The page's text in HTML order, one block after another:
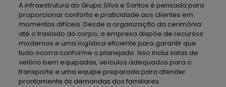
A infraestrutura do Grupo Silva e Santos é pensada para
proporcionar conforto e praticidade aos clientes em
momentos difíceis. Desde a organização da cerimônia
até o traslado do corpo, a empresa dispõe de recursos
modernos e uma logística eficiente para garantir que
tudo ocorra conforme o planejado. Isso inclui salas de
velório bem equipadas, veículos adequados para o
transporte e uma equipe preparada para atender
prontamente às demandas dos familiares.